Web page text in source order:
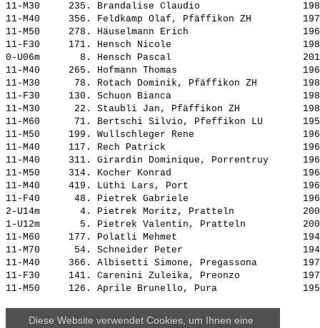
Diese Website verwendet Cookies, um Ihnen eine
11-M30     235. Brandalise Claudio
11-M40     356. Feldkamp Olaf, Pfäffikon ZH
11-M50     278. Häuselmann Erich
11-F30     171. Hensch Nicole
0-U06m       8. Hensch Pascal
11-M40     265. Hofmann Thomas
11-M30      78. Rotach Dominik, Pfäffikon ZH
11-F30     130. Schuon Bianca
11-M30      22. Staubli Jan, Pfäffikon ZH
11-M60      71. Bertschi Silvio, Pfeffikon LU
11-M50     199. Wullschleger Rene
11-M40     117. Rech Patrick
11-M40     311. Girardin Dominique, Porrentruy
11-M50     314. Kocher Konrad
11-M40     419. Lüthi Lars, Port
11-F40      48. Pietrek Gabriele
2-U14m       4. Pietrek Moritz, Pratteln
1-U12m       5. Pietrek Valentin, Pratteln
11-M60     177. Polatli Mehmet
11-M70      54. Schneider Peter
11-M40     366. Albisetti Simone, Pregassona
11-F30     141. Carenini Zuleika, Preonzo
11-M50     126. Aprile Brunello, Pura